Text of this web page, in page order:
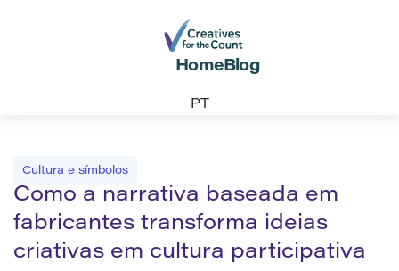
Home Blog
PT
Cultura e símbolos
Como a narrativa baseada em
fabricantes transforma ideias
criativas em cultura participativa